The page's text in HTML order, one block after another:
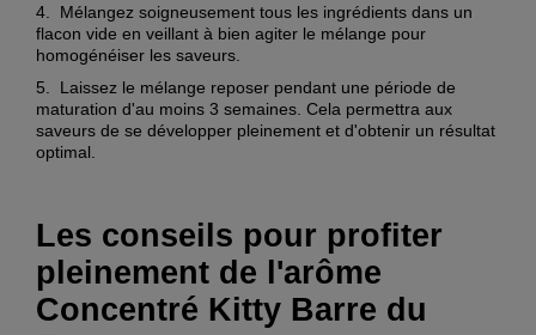
4.
Mélangez soigneusement tous les ingrédients dans un
flacon vide en veillant à bien agiter le mélange pour
homogénéiser les saveurs.
5.
Laissez le mélange reposer pendant une période de
maturation d'au moins 3 semaines. Cela permettra aux
saveurs de se développer pleinement et d'obtenir un résultat
optimal.
Les conseils pour profiter
pleinement de l'arôme
Concentré Kitty Barre du